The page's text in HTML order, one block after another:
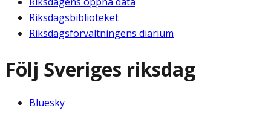
Riksdagsbiblioteket
Riksdagsförvaltningens diarium
Följ Sveriges riksdag
Bluesky